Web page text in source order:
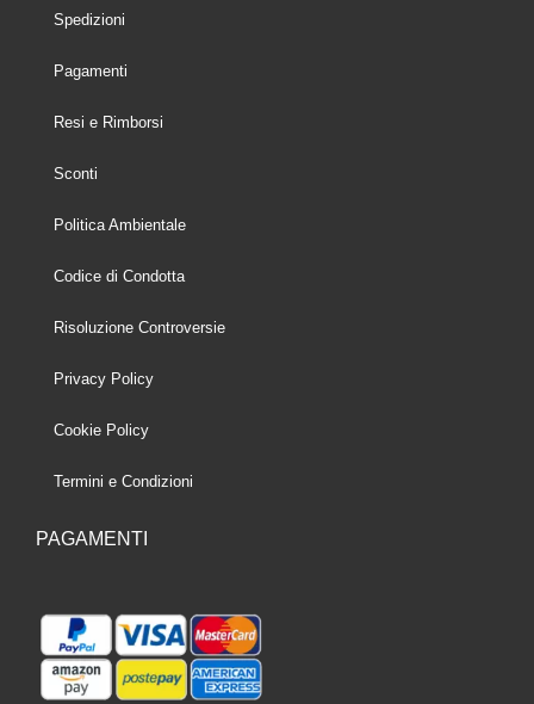
Spedizioni
Pagamenti
Resi e Rimborsi
Sconti
Politica Ambientale
Codice di Condotta
Risoluzione Controversie
Privacy Policy
Cookie Policy
Termini e Condizioni
PAGAMENTI